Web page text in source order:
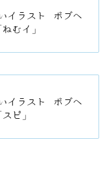
イラスト ボブヘ
むイ」
イラスト ボブヘ
ピ」